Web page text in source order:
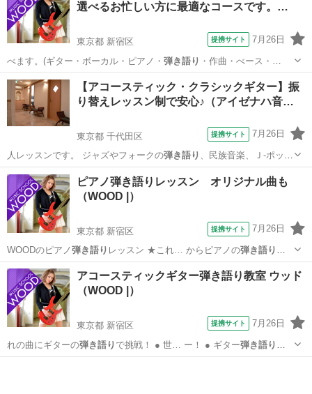
す。あなたのレベルからスタート。初心者OK！
選べるお忙しい方に最適なコースです。…
東京都 新宿区 提携サイト 7月26日
べます。(ギター・ボーカル・ピアノ・ 弾き語り ・作曲・べース・
DTM) シンガソン…
東京 新宿区
【アコースティック・クラシックギター】振
り替えレッスン制で安心♪（アイゼナハ音…
東京都 千代田区 提携サイト 7月26日
人レッスンです。 ジャズやフォークの弾き語り 、民族音楽、Ｊ-ポッ
プ、歌謡曲、演歌…
東京 千代田区 ギター
ピアノ弾き語りレッスン オリジナル曲も
（WOOD |）
東京都 新宿区 提携サイト 7月26日
WOODのピアノ弾き語り レッスン ★これ… からピアノの弾き語り を
始めたい！ ★… あの曲をピアノで弾き語りしたい！ ★将来… etc “ピ
アノ弾き語りをマスターしたい… 会に憧れのピアノ弾き語りにチャレ
ンジして…
東京 新宿区
アコースティックギター弾き語り教室 ウッド
（WOOD |）
東京都 新宿区 提携サイト 7月26日
れの曲にギターの弾き語り で挑戦！ ● 世… ー！ ● ギター弾き語り
ライブに出演！… 弾きながら歌う『弾き語り』はとても素敵で… いる